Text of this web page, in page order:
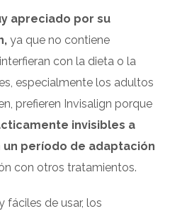
apreciado por su
ya que no contiene
con la dieta o la
especialmente los adultos
prefieren Invisalign porque
invisibles a
período de adaptación
con otros tratamientos.
fáciles de usar, los